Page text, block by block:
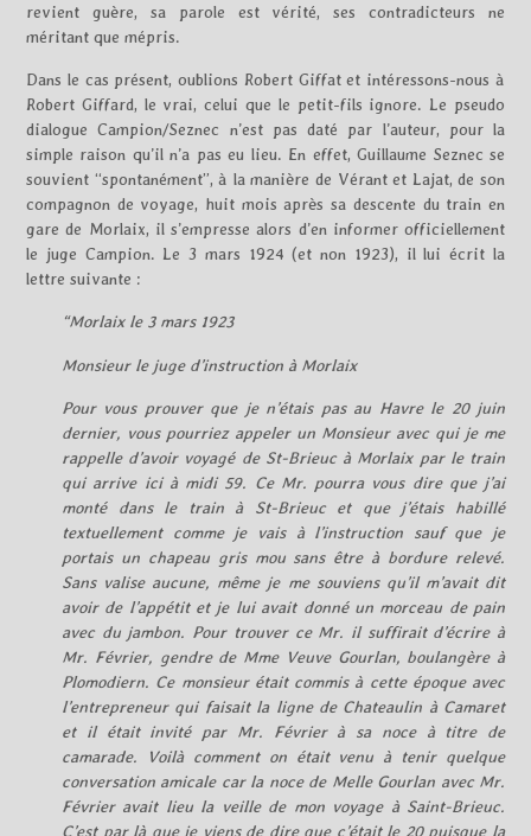
revient guère, sa parole est vérité, ses contradicteurs ne
méritant que mépris.
Dans le cas présent, oublions Robert Giffat et intéressons-nous à
Robert Giffard, le vrai, celui que le petit-fils ignore. Le pseudo
dialogue Campion/Seznec n’est pas daté par l’auteur, pour la
simple raison qu’il n’a pas eu lieu. En effet, Guillaume Seznec se
souvient “spontanément”, à la manière de Vérant et Lajat, de son
compagnon de voyage, huit mois après sa descente du train en
gare de Morlaix, il s’empresse alors d’en informer officiellement
le juge Campion. Le 3 mars 1924 (et non 1923), il lui écrit la
lettre suivante :
“Morlaix le 3 mars 1923
Monsieur le juge d’instruction à Morlaix
Pour vous prouver que je n’étais pas au Havre le 20 juin
dernier, vous pourriez appeler un Monsieur avec qui je me
rappelle d’avoir voyagé de St-Brieuc à Morlaix par le train
qui arrive ici à midi 59. Ce Mr. pourra vous dire que j’ai
monté dans le train à St-Brieuc et que j’étais habillé
textuellement comme je vais à l’instruction sauf que je
portais un chapeau gris mou sans être à bordure relevé.
Sans valise aucune, même je me souviens qu’il m’avait dit
avoir de l’appétit et je lui avait donné un morceau de pain
avec du jambon. Pour trouver ce Mr. il suffirait d’écrire à
Mr. Février, gendre de Mme Veuve Gourlan, boulangère à
Plomodiern. Ce monsieur était commis à cette époque avec
l’entrepreneur qui faisait la ligne de Chateaulin à Camaret
et il était invité par Mr. Février à sa noce à titre de
camarade. Voilà comment on était venu à tenir quelque
conversation amicale car la noce de Melle Gourlan avec Mr.
Février avait lieu la veille de mon voyage à Saint-Brieuc.
C’est par là que je viens de dire que c’était le 20 puisque la